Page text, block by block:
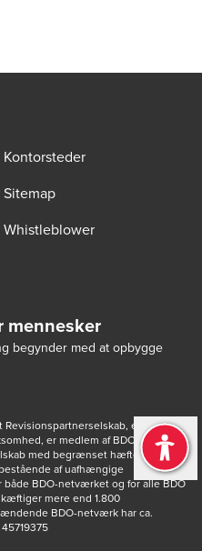
Kontorsteder
Sitemap
Whistleblower
mennesker
begynder med at opbygge
tab
new window/tab
en
er medlem af BDO
med begrænset hæftelse - og
af uafhængige
BDO-netværket og for alle BDO
mere end 1.800
BDO-netværk har ca.